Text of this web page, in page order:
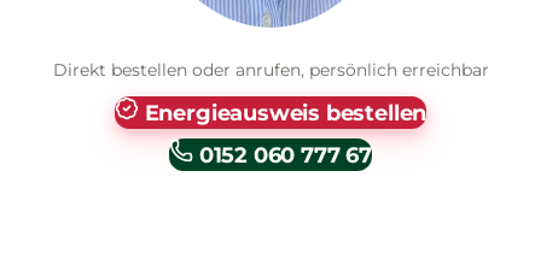
Direkt bestellen oder anrufen, persönlich erreichbar
Energieausweis bestellen
0152 060 777 67